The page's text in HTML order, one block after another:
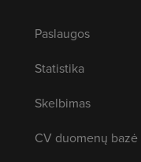
Paslaugos
Statistika
Skelbimas
CV duomenų bazė